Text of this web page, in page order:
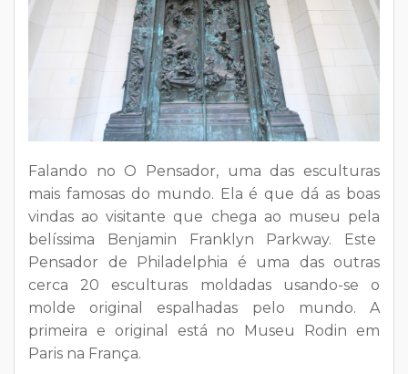
Falando no O Pensador, uma das esculturas
mais famosas do mundo. Ela é que dá as boas
vindas ao visitante que chega ao museu pela
belíssima Benjamin Franklyn Parkway. Este
Pensador de Philadelphia é uma das outras
cerca 20 esculturas moldadas usando-se o
molde original espalhadas pelo mundo. A
primeira e original está no Museu Rodin em
Paris na França.